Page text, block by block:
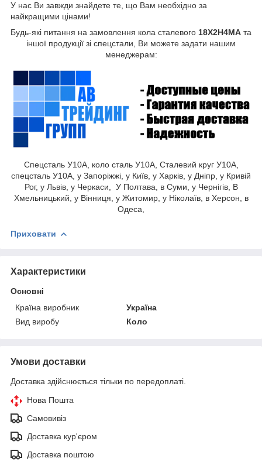
У нас Ви завжди знайдете те, що Вам необхідно за
найкращими цінами!
Будь-які питання на замовлення кола сталевого 18Х2Н4МА та
іншої продукції зі спецстали, Ви можете задати нашим
менеджерам:
Спецсталь У10А, коло сталь У10А, Сталевий круг У10А,
спецсталь У10А, у Запоріжжі, у Київ, у Харків, у Дніпр, у Кривій
Рог, у Львів, у Черкаси, У Полтава, в Суми, у Чернігів, В
Хмельницький, у Вінниця, у Житомир, у Ніколаїв, в Херсон, в
Одеса,
Приховати
Характеристики
Основні
Країна виробник
Україна
Вид виробу
Коло
Умови доставки
Доставка здійснюється тільки по передоплаті.
Нова Пошта
Самовивіз
Доставка кур'єром
Доставка поштою